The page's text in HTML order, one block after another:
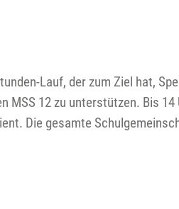
Lauf, der zum Ziel hat,
12 zu unterstützen. Bis 14
Die gesamte